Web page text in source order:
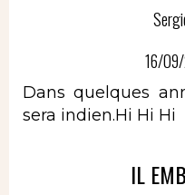
16/
Dans quelques
sera indien.Hi Hi Hi
IL